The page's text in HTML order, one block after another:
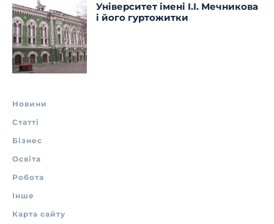
Університет імені І.І. Мечникова
і його гуртожитки
Новини
Статті
Бізнес
Освіта
Робота
Інше
Карта сайту